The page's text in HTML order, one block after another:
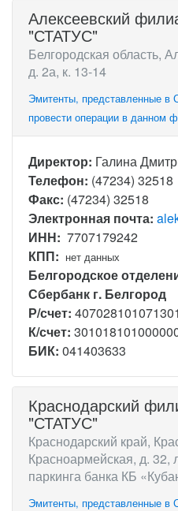
Алексеевский
"СТАТУС"
Белгородская область,
д. 2а, к. 13-14
Эмитенты, представленные
провести операции в данном
Директор: Галина
Телефон: (47234) 32518
Факс: (47234) 32518
Электронная почта:
ИНН: 7707179242
КПП: нет данных
Белгородское
Сбербанк г. Белгород
Р/счет:
К/счет:
БИК: 041403633
Краснодарский
"СТАТУС"
Краснодарский край,
Красноармейская, д. 32,
паркинга банка КБ
Эмитенты, представленные